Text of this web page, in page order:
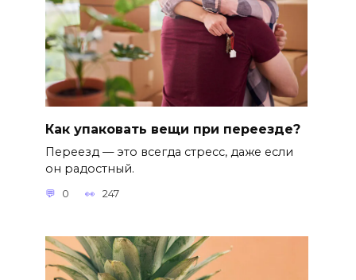
Как упаковать вещи при переезде?
Переезд — это всегда стресс, даже если
он радостный.
0 247